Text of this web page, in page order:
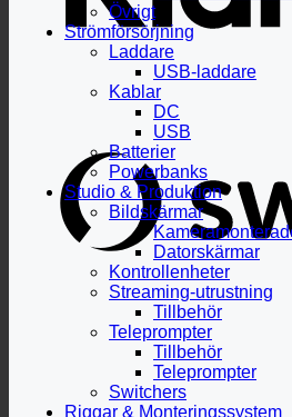
Övrigt
Strömförsörjning
Laddare
USB-laddare
Kablar
DC
USB
Batterier
Powerbanks
Studio & Produktion
Bildskärmar
Datorskärmar
Kontrollenheter
Streaming-utrustning
Tillbehör
Teleprompter
Tillbehör
Teleprompter
Switchers
Riggar & Monteringssystem